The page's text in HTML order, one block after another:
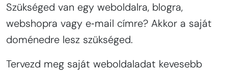
Szükséged van egy weboldalra, blogra,
webshopra vagy e‑mail címre? Akkor a saját
doménedre lesz szükséged.
Tervezd meg saját weboldaladat kevesebb